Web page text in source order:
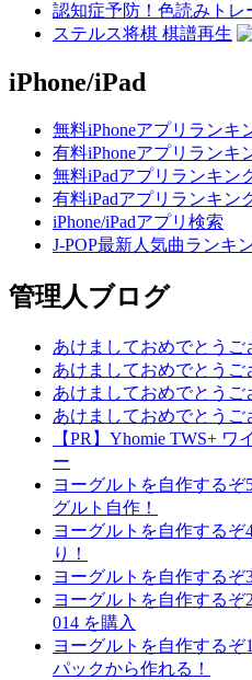
認知症予防！色読みトレ
ステルス将棋 棋譜再生
iPhone/iPad
無料iPhoneアプリランキ
有料iPhoneアプリランキ
無料iPadアプリランキン
有料iPadアプリランキン
iPhone/iPadアプリ検索
J-POP最新人気曲ランキ
管理人ブログ
あけましておめでとうご
あけましておめでとうご
あけましておめでとうご
あけましておめでとうご
【PR】Yhomie TWS+
ー
ヨーグルトを自作する
グルト自作！
ヨーグルトを自作する
り！
ヨーグルトを自作するぞ
ヨーグルトを自作する
014 を購入
ヨーグルトを自作する
パックから作れる！